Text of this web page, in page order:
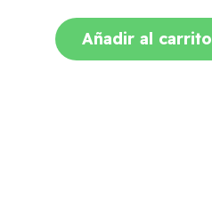
Añadir al carrito